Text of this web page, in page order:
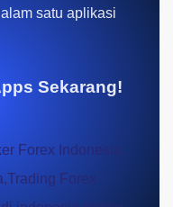
satu aplikasi
Sekarang!